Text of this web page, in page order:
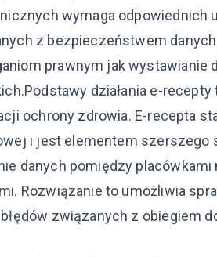
wymaga odpowiednich
z bezpieczeństwem
prawnym jak
działania e-
ochrony zdrowia. E-recepta
i jest elementem szerszego
danych pomiędzy
Rozwiązanie to umożliwia
związanych z obiegiem